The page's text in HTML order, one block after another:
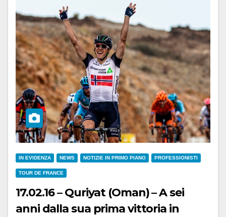
IN EVIDENZA NEWS NOTIZIE IN PRIMO PIANO PROFESSIONISTI
TOUR DE FRANCE
17.02.16 – Quriyat (Oman) – A sei
anni dalla sua prima vittoria in